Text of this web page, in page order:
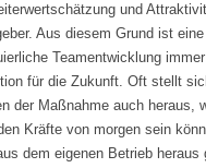
und
Aus diesem Grund ist eine
Teamentwicklung
für die Zukunft. Oft stellt
der Maßnahme auch heraus,
Kräfte von morgen sein
dem eigenen Betrieb heraus